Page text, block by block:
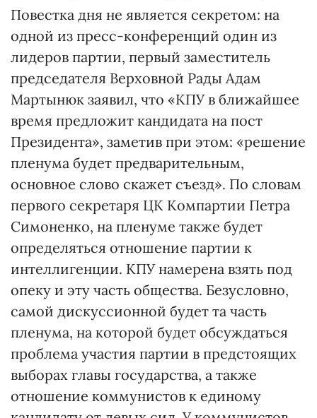
Повестка дня не является секретом: на
одной из пресс-конференций один из
лидеров партии, первый заместитель
председателя Верховной Рады Адам
Мартынюк заявил, что «КПУ в ближайшее
время предложит кандидата на пост
Президента», заметив при этом: «решение
пленума будет предварительным,
основное слово скажет съезд». По словам
первого секретаря ЦК Компартии Петра
Симоненко, на пленуме также будет
определяться отношение партии к
интеллигенции. КПУ намерена взять под
опеку и эту часть общества. Безусловно,
самой дискуссионной будет та часть
пленума, на которой будет обсуждаться
проблема участия партии в предстоящих
выборах главы государства, а также
отношение коммунистов к единому